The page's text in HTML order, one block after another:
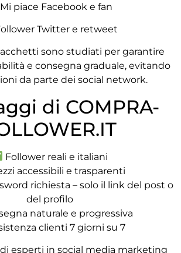
Mi piace Facebook e fan
Twitter e retweet
sono studiati per garantire
e consegna graduale, evitando
da parte dei social network.
di COMPRA-
Follower reali e italiani
accessibili e trasparenti
richiesta – solo il link del post o
del profilo
naturale e progressiva
clienti 7 giorni su 7
esperti in social media marketing